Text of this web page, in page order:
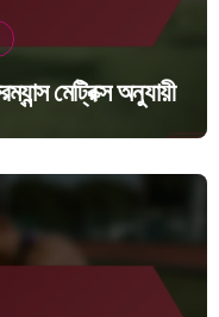
মেট্রিক্স অনুযায়ী